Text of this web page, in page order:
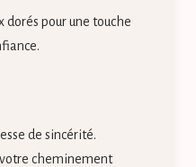
dorés pour une touche
de sincérité.
votre cheminement